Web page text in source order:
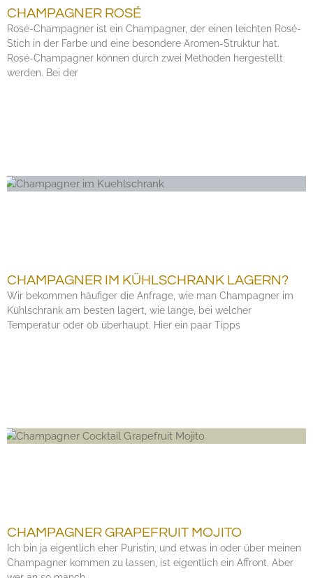
CHAMPAGNER ROSÉ
Rosé-Champagner ist ein Champagner, der einen leichten Rosé-
Stich in der Farbe und eine besondere Aromen-Struktur hat.
Rosé-Champagner können durch zwei Methoden hergestellt
werden. Bei der
CHAMPAGNER IM KÜHLSCHRANK LAGERN?
Wir bekommen häufiger die Anfrage, wie man Champagner im
Kühlschrank am besten lagert, wie lange, bei welcher
Temperatur oder ob überhaupt. Hier ein paar Tipps
CHAMPAGNER GRAPEFRUIT MOJITO
Ich bin ja eigentlich eher Puristin, und etwas in oder über meinen
Champagner kommen zu lassen, ist eigentlich ein Affront. Aber